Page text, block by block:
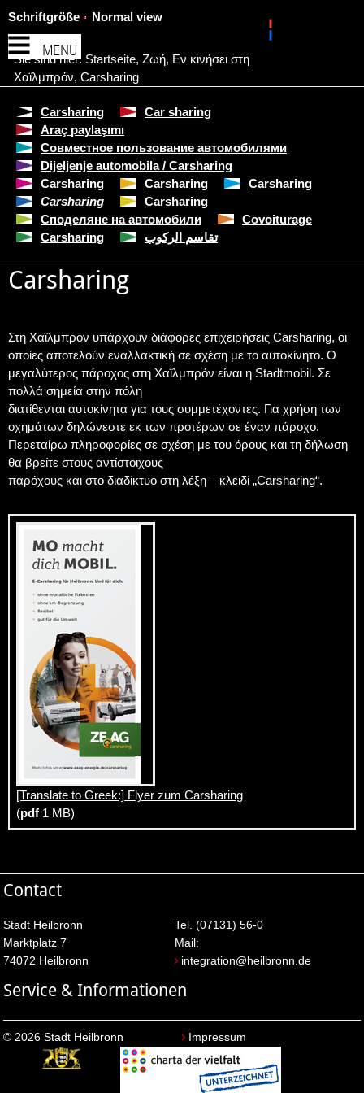
MENU
Schriftgröße Normal view
Sie sind hier: Startseite, Ζωή, Εν κινήσει στη
Χαϊλμπρόν, Carsharing
Carsharing
Car sharing
Araç paylaşımı
Совместное пользование автомобилями
Dijeljenje automobila / Carsharing
Carsharing
Carsharing
Carsharing
Carsharing
Carsharing
Споделяне на автомобили
Covoiturage
Carsharing
تقاسم الركوب
Carsharing
Στη Χαϊλμπρόν υπάρχουν διάφορες επιχειρήσεις Carsharing, οι
οποίες αποτελούν εναλλακτική σε σχέση με το αυτοκίνητο. Ο
μεγαλύτερος πάροχος στη Χαϊλμπρόν είναι η Stadtmobil. Σε
πολλά σημεία στην πόλη
διατίθενται αυτοκίνητα για τους συμμετέχοντες. Για χρήση των
οχημάτων δηλώνεστε εκ των προτέρων σε έναν πάροχο.
Περεταίρω πληροφορίες σε σχέση με του όρους και τη δήλωση
θα βρείτε στους αντίστοιχους
παρόχους και στο διαδίκτυο στη λέξη – κλειδί „Carsharing“.
[Translate to Greek:] Flyer zum Carsharing
(pdf1 MB)
Contact
Stadt Heilbronn
Marktplatz 7
74072 Heilbronn
Tel. (07131) 56-0
Mail:
integration@heilbronn.de
Service & Informationen
© 2026 Stadt Heilbronn Impressum